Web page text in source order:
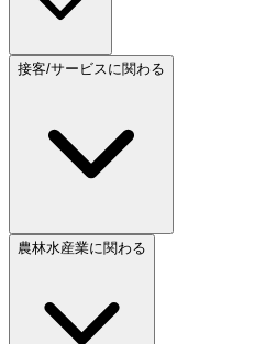
接客/サービスに関わる
農林水産業に関わる